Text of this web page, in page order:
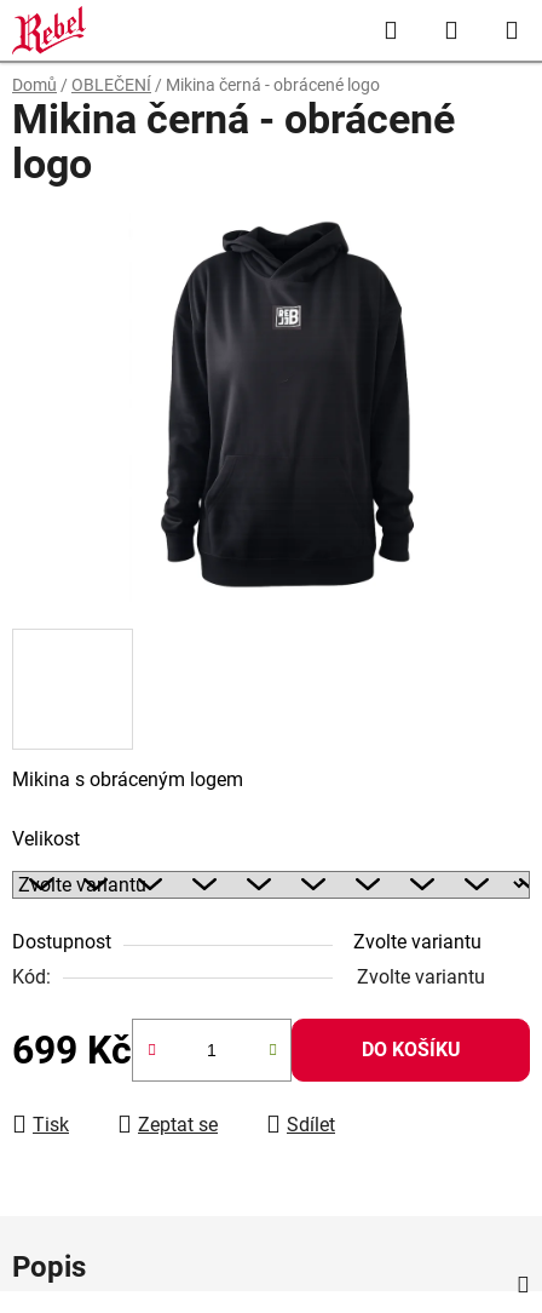
Přejít
na
obsah
Hledat
KOŠÍK
Domů / OBLEČENÍ / Mikina černá - obrácené logo
Mikina s obráceným logem
Velikost
Dostupnost
Zvolte variantu
Kód:
Zvolte variantu
699 Kč DO KOŠÍKU
Tisk Zeptat se Sdílet
Mikina černá - obrácené
logo
Popis